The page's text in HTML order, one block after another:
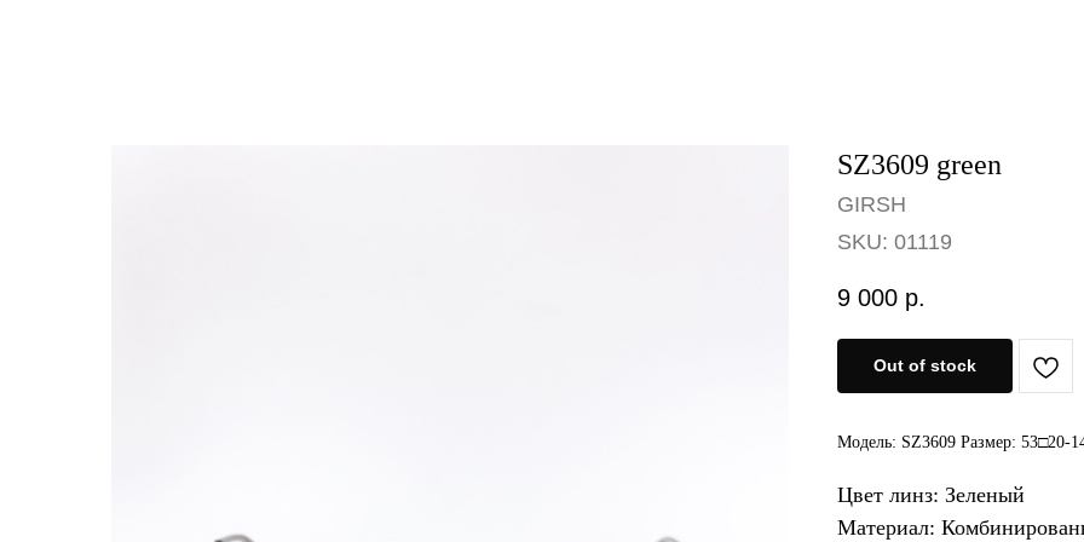
SZ3609 green
GIRSH
SKU: 01119
9 000 р.
Out of stock
Модель: SZ3609 Размер: 53□20-
Цвет линз: Зеленый
Материал: